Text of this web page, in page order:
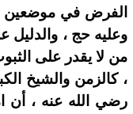
الفرض في موضعين
وعليه حج ، والدليل
من لا يقدر على
، كالزمن والشيخ
رضي الله عنه ، أن